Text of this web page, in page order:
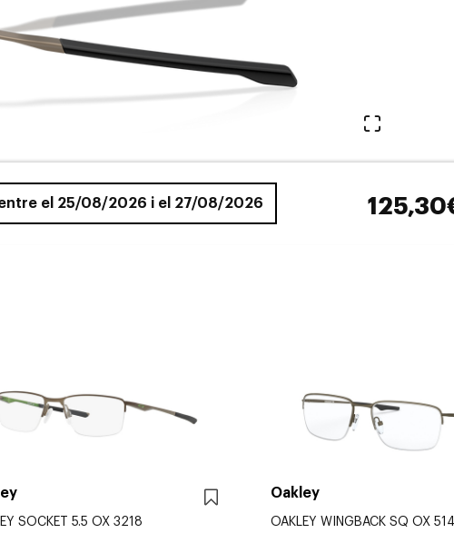
Veure en
el 25/08/2026 i el 27/08/2026
SOCKET 5.5 OX 3218
Oakley
OAKLEY WINGBACK SQ OX